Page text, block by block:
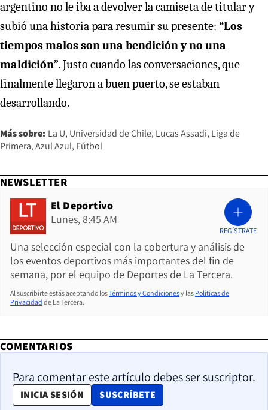
argentino no le iba a devolver la camiseta de titular y
subió una historia para resumir su presente: “Los
tiempos malos son una bendición y no una
maldición”. Justo cuando las conversaciones, que
finalmente llegaron a buen puerto, se estaban
desarrollando.
Más sobre: La U Universidad de Chile Lucas Assadi Liga de
Primera Azul Azul Fútbol
NEWSLETTER
El Deportivo
Lunes, 8:45 AM
Una selección especial con la cobertura y análisis de
los eventos deportivos más importantes del fin de
semana, por el equipo de Deportes de La Tercera.
REGÍSTRATE
Al suscribirte estás aceptando losTérminos y Condicionesy las Políticas de
Privacidad de La Tercera.
COMENTARIOS
Para comentar este artículo debes ser suscriptor.
INICIA SESIÓN SUSCRÍBETE
OPENS IN NEW WINDOW